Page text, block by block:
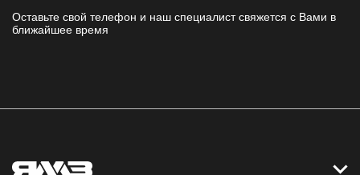
Оставьте свой телефон и наш специалист свяжется с Вами в
ближайшее время